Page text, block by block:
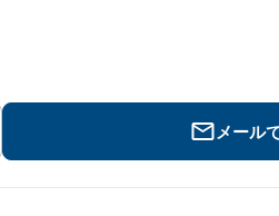
メール